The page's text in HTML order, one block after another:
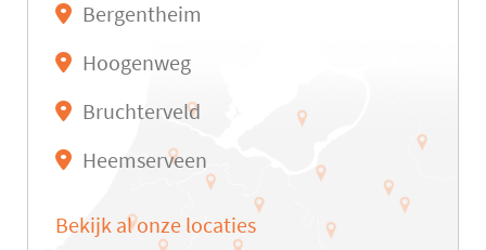
Bergentheim
Hoogenweg
Bruchterveld
Heemserveen
Bekijk al onze locaties